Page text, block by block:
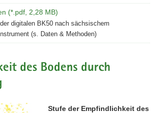
(*.pdf, 2,28 MB)
digitalen BK50 nach sächsischem
(s. Daten & Methoden)
des Bodens durch
Stufe der Empfindlichkeit des